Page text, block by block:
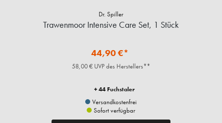
Dr. Spiller
Trawenmoor Intensive Care Set, 1 Stück
44,90 €*
58,00 € UVP des Herstellers**
+ 44 Fuchstaler
Versandkostenfrei
Sofort verfügbar